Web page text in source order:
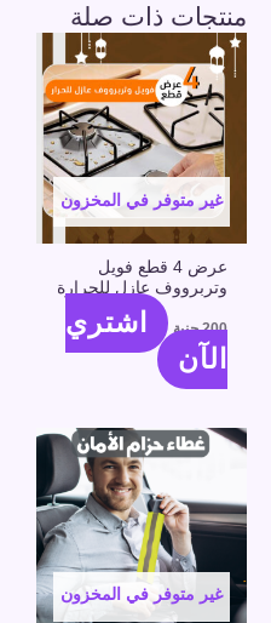
منتجات ذات صلة
غير متوفر في المخزون
عرض 4 قطع فويل
وتربرووف عازل للحرارة
200 جنية
اشتري
الآن
غير متوفر في المخزون